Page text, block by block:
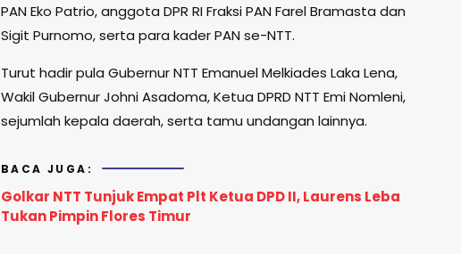
PAN Eko Patrio, anggota DPR RI Fraksi PAN Farel Bramasta dan
Sigit Purnomo, serta para kader PAN se-NTT.
Turut hadir pula Gubernur NTT Emanuel Melkiades Laka Lena,
Wakil Gubernur Johni Asadoma, Ketua DPRD NTT Emi Nomleni,
sejumlah kepala daerah, serta tamu undangan lainnya.
BACA JUGA:
Golkar NTT Tunjuk Empat Plt Ketua DPD II, Laurens Leba
Tukan Pimpin Flores Timur